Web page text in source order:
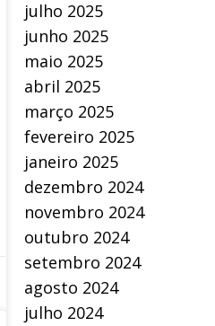
julho 2025
junho 2025
maio 2025
abril 2025
março 2025
fevereiro 2025
janeiro 2025
dezembro 2024
novembro 2024
outubro 2024
setembro 2024
agosto 2024
julho 2024